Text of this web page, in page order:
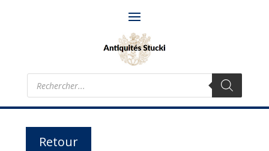
Recherche
produits
Retour